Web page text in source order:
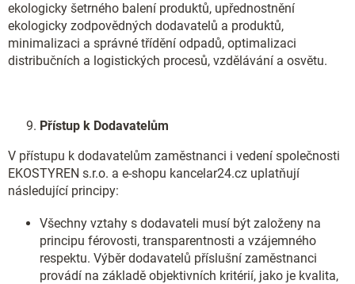
ekologicky šetrného balení produktů, upřednostnění
ekologicky zodpovědných dodavatelů a produktů,
minimalizaci a správné třídění odpadů, optimalizaci
distribučních a logistických procesů, vzdělávání a osvětu.
Přístup k Dodavatelům
V přístupu k dodavatelům zaměstnanci i vedení společnosti
EKOSTYREN s.r.o. a e-shopu kancelar24.cz uplatňují
následující principy:
Všechny vztahy s dodavateli musí být založeny na
principu férovosti, transparentnosti a vzájemného
respektu. Výběr dodavatelů příslušní zaměstnanci
provádí na základě objektivních kritérií, jako je kvalita,